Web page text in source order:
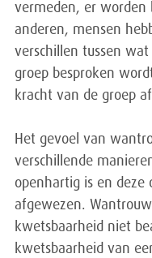
vermeden, er worden
anderen, mensen
verschillen tussen
groep besproken
kracht van de groep
Het gevoel van
verschillende
openhartig is en
afgewezen.
kwetsbaarheid niet
kwetsbaarheid van